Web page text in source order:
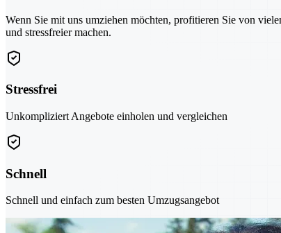
Wenn Sie mit uns umziehen möchten, profitieren Sie von
und stressfreier machen.
Stressfrei
Unkompliziert Angebote einholen und vergleichen
Schnell
Schnell und einfach zum besten Umzugsangebot